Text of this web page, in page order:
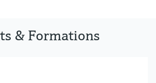
& Formations